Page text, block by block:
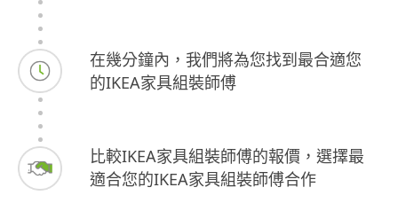
在幾分鐘內，我們將為您找到最合適您
的IKEA家具組裝師傅
比較IKEA家具組裝師傅的報價，選擇最
適合您的IKEA家具組裝師傅合作